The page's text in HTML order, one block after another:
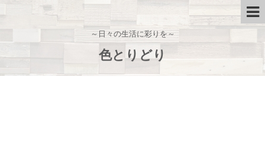
～日々の生活に彩りを～
色とりどり